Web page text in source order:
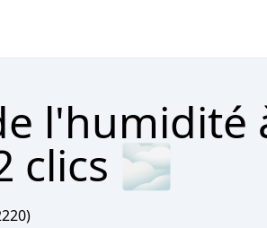
l'humidité
clics 🌫